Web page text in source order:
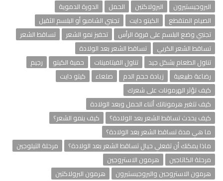
البروجيستيرون
البرولاكتين الحمل
الدورة الدموية
الصيام المتقطع
الكيتو دايت
تجنبي الشامبو أو البلسم الثقيل
تجنبي وضع البلسم على فروة الرأس
تحفيز نمو الشعر
تساقط الشعر
تساقط الشعر الكربي
تساقط الشعر بعد الولادة
تناول الطعام بشكل جيد
تناول الفيتامينات حمية الكيتو
رجيم
رضاعة طبيعية
زيادة حجم الدم صلعاء
كيتو دايت
كيف تؤثر الهرمونات على شعرك
كيف تتغير هرموناتك أثناء الحمل وبعد الولادة
كيف يحدث تساقط الشعر بعد الولادة؟
كيف ينمو الشعر؟
ما هي مدة تساقط الشعر بعد الولادة؟
ماذا يمكنك أن تفعلي حيال تساقط الشعر بعد الولادة؟
مرحلة التيلوجين
مرحلة الكاتاجين
هرمون الاستروجين
هرمون الاستروجين والبروجيستيرون
هرمون البرولاكتين